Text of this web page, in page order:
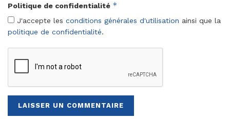
Politique de confidentialité *
J'accepte les conditions générales d'utilisation ainsi que la
politique de confidentialité.